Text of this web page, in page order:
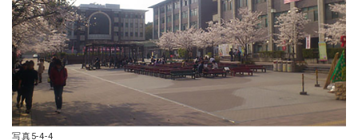
写真5-4-4